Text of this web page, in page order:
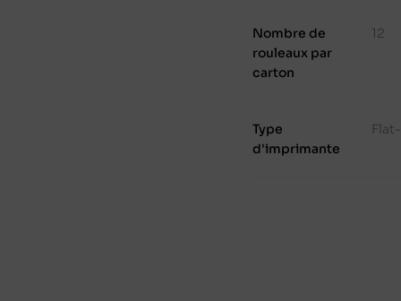
Nombre de
rouleaux par
carton
12
Type
d'imprimante